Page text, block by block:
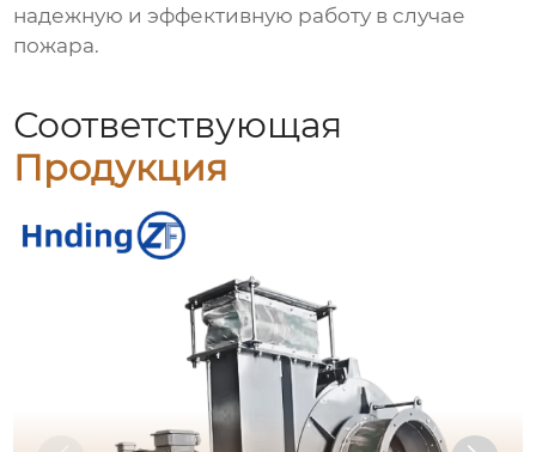
надежную и эффективную работу в случае
пожара.
Соответствующая
Продукция